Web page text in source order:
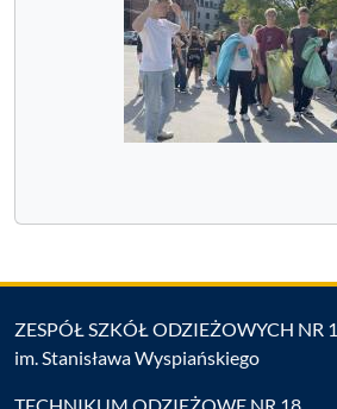
ZESPÓŁ SZKÓŁ ODZIEŻOWYCH NR 1
im. Stanisława Wyspiańskiego
TECHNIKUM ODZIEŻOWE NR 18